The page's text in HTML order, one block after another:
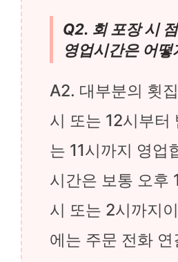
Q2. 회 포장 시
영업시간은 어
A2. 대부분의 횟
시 또는 12시부터
는 11시까지 영업
시간은 보통 오후
시 또는 2시까지
에는 주문 전화 연